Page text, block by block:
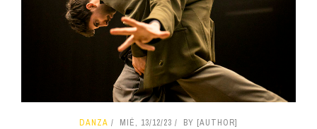
DANZA MIÉ, 13/12/23 BY [AUTHOR]